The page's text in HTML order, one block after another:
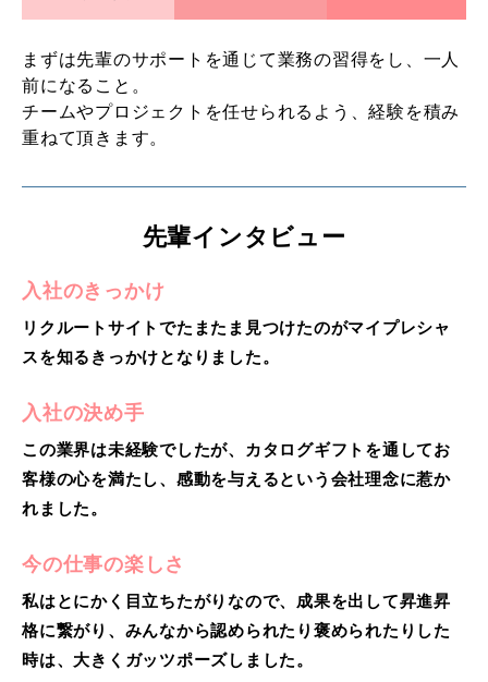
まずは先輩のサポートを通じて業務の習得をし、一人
前になること。
チームやプロジェクトを任せられるよう、経験を積み
重ねて頂きます。
先輩インタビュー
入社のきっかけ
リクルートサイトでたまたま見つけたのがマイプレシャ
スを知るきっかけとなりました。
入社の決め手
この業界は未経験でしたが、カタログギフトを通してお
客様の心を満たし、感動を与えるという会社理念に惹か
れました。
今の仕事の楽しさ
私はとにかく目立ちたがりなので、成果を出して昇進昇
格に繋がり、みんなから認められたり褒められたりした
時は、大きくガッツポーズしました。